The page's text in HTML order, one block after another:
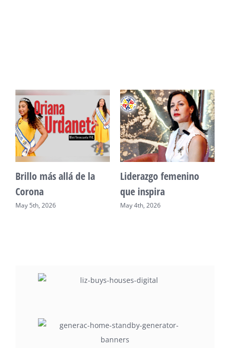
Unidad, cultura y
desarrollo comunitario
May 2nd, 2026
Sueño venezolano en
Philadelphia
May 7th, 2026